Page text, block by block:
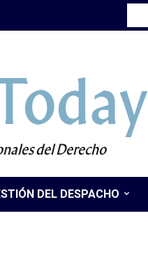
del Derecho
DEL DESPACHO